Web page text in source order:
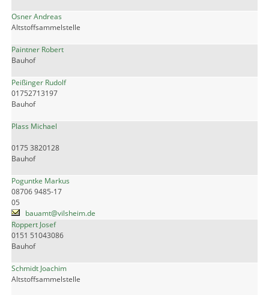
Osner Andreas
Altstoffsammelstelle
Paintner Robert
Bauhof
Peißinger Rudolf
01752713197
Bauhof
Plass Michael
0175 3820128
Bauhof
Poguntke Markus
08706 9485-17
05
bauamt@vilsheim.de
Roppert Josef
0151 51043086
Bauhof
Schmidt Joachim
Altstoffsammelstelle